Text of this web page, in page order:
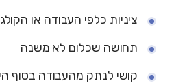
ציניות כלפי העבודה או
תחושה שכלום לא משנה
קושי לנתק מהעבודה בסוף